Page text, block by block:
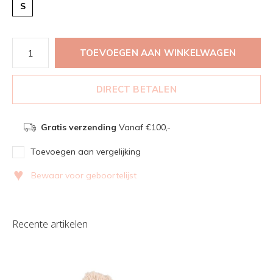
S
TOEVOEGEN AAN WINKELWAGEN
DIRECT BETALEN
Gratis verzending Vanaf €100,-
Toevoegen aan vergelijking
♥ Bewaar voor geboortelijst
Recente artikelen